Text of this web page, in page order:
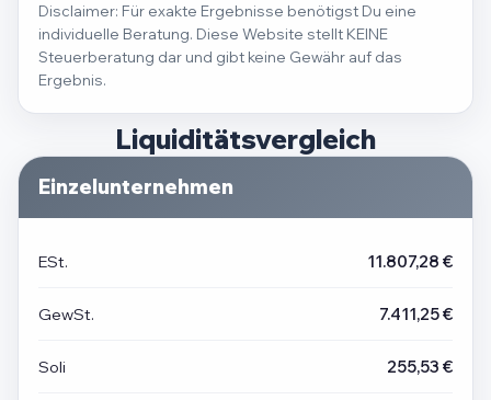
Disclaimer: Für exakte Ergebnisse benötigst Du eine
individuelle Beratung. Diese Website stellt KEINE
Steuerberatung dar und gibt keine Gewähr auf das
Ergebnis.
Liquiditätsvergleich
Einzelunternehmen
ESt. 11.807,28 €
GewSt. 7.411,25 €
Soli 255,53 €